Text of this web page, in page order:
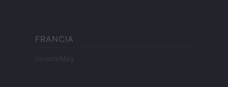
FRANCIA
InvestirMag